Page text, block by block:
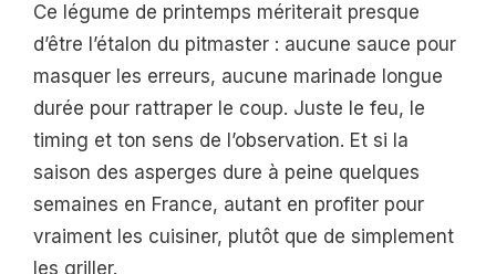
Ce légume de printemps mériterait presque
d’être l’étalon du pitmaster : aucune sauce pour
masquer les erreurs, aucune marinade longue
durée pour rattraper le coup. Juste le feu, le
timing et ton sens de l’observation. Et si la
saison des asperges dure à peine quelques
semaines en France, autant en profiter pour
vraiment les cuisiner, plutôt que de simplement
les griller.